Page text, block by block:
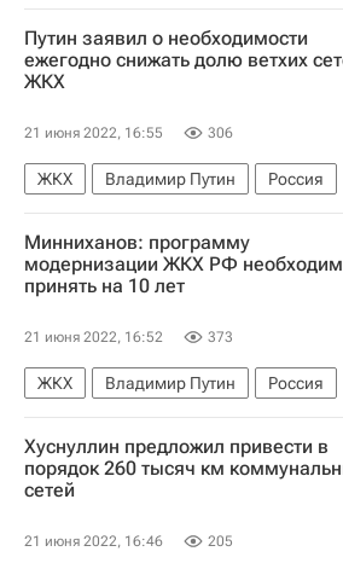
Инфраструктура
Сергей Собянин
Путин заявил о необходимости
ежегодно снижать долю ветхих
ЖКХ
21 июня 2022, 16:55 306
ЖКХ Владимир Путин Россия
Минниханов: программу
модернизации ЖКХ РФ
принять на 10 лет
21 июня 2022, 16:52 373
ЖКХ Владимир Путин
Россия
Республика Татарстан
Хуснуллин предложил привести в
порядок 260 тысяч км
сетей
21 июня 2022, 16:46 205